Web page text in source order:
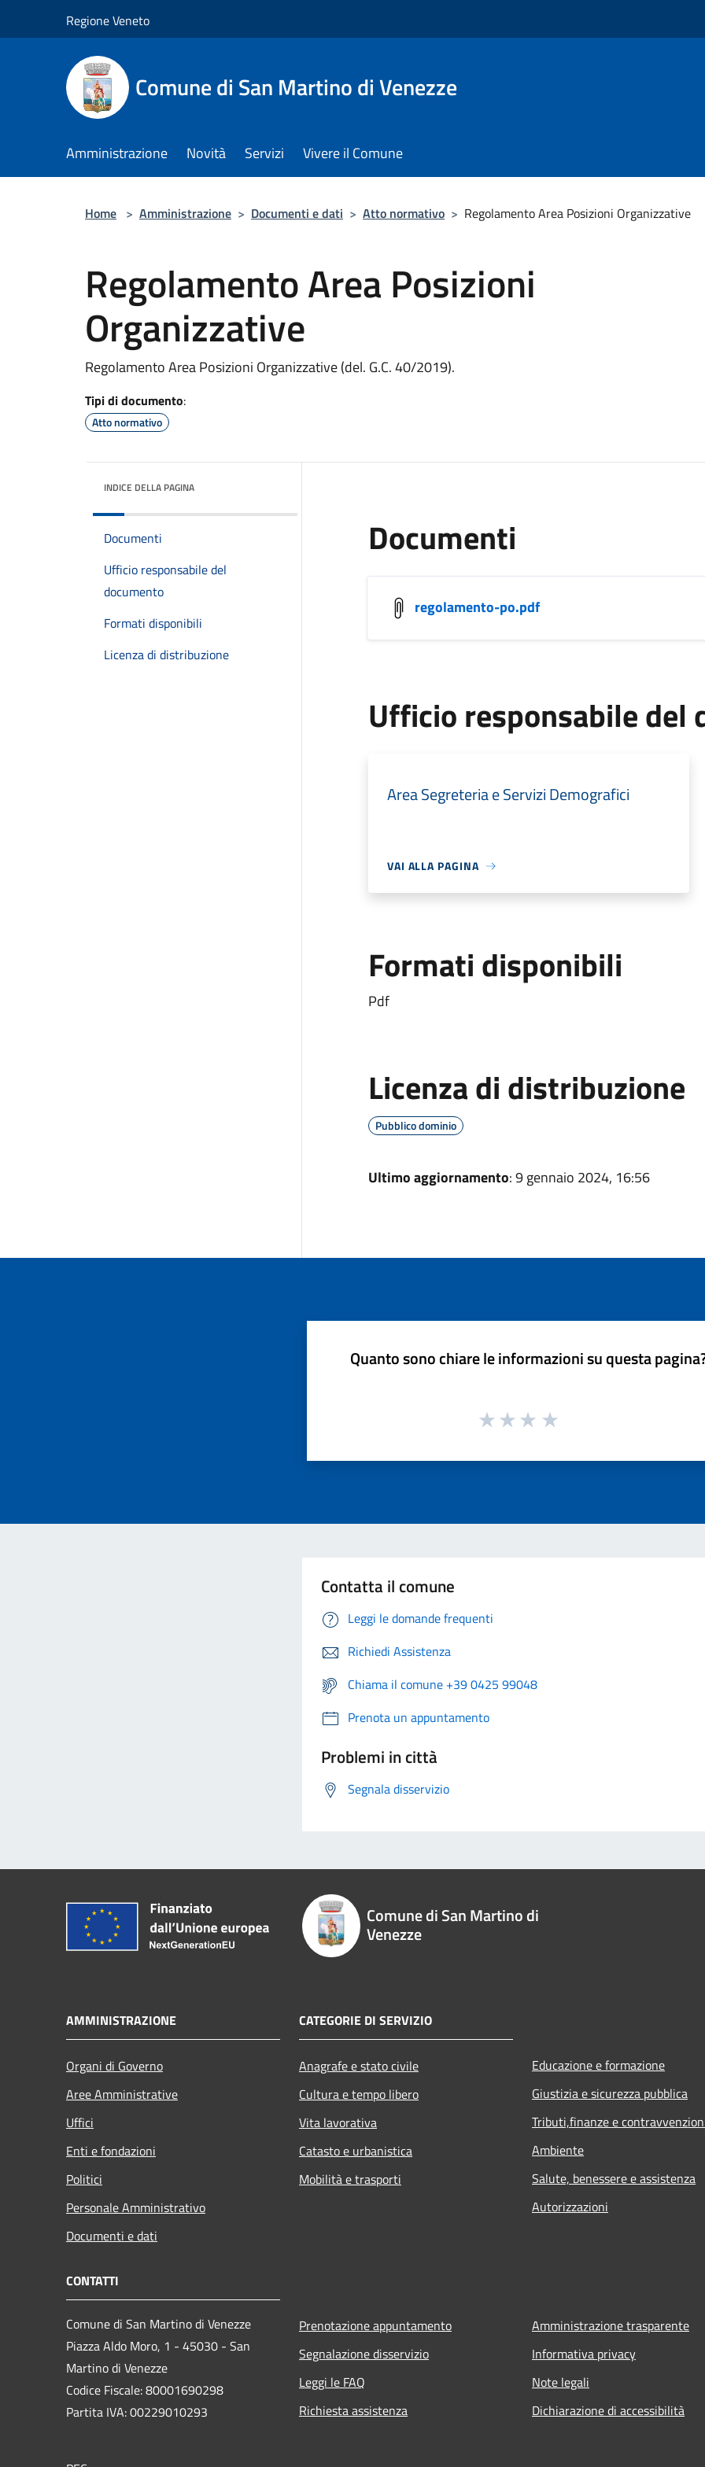
Regione Veneto
Comune di San Martino di Venezze
Amministrazione Novità Servizi Vivere il Comune
Home > Amministrazione > Documenti e dati > Atto normativo > Regolamento Area Posizioni Organizzative
Regolamento Area Posizioni
Organizzative
Regolamento Area Posizioni Organizzative (del. G.C. 40/2019).
Tipi di documento:
Atto normativo
INDICE DELLA PAGINA
Documenti
Ufficio responsabile del
documento
Formati disponibili
Licenza di distribuzione
Documenti
regolamento-po.pdf
Ufficio responsabile del
Area Segreteria e Servizi Demografici
VAI ALLA PAGINA
Formati disponibili
Pdf
Licenza di distribuzione
Pubblico dominio
Ultimo aggiornamento: 9 gennaio 2024, 16:56
Quanto sono chiare le informazioni su questa
Contatta il comune
Leggi le domande frequenti
Richiedi Assistenza
Chiama il comune +39 0425 99048
Prenota un appuntamento
Problemi in città
Segnala disservizio
Comune di San Martino di
Venezze
AMMINISTRAZIONE
Organi di Governo
Aree Amministrative
Uffici
Enti e fondazioni
Politici
Personale Amministrativo
Documenti e dati
CATEGORIE DI SERVIZIO
Anagrafe e stato civile
Cultura e tempo libero
Vita lavorativa
Catasto e urbanistica
Mobilità e trasporti
Educazione e formazione
Giustizia e sicurezza pubblica
Tributi,finanze e
Ambiente
Salute, benessere e assistenza
Autorizzazioni
CONTATTI
Comune di San Martino di Venezze
Piazza Aldo Moro, 1 - 45030 - San
Martino di Venezze
Codice Fiscale: 80001690298
Partita IVA: 00229010293
Prenotazione appuntamento
Segnalazione disservizio
Leggi le FAQ
Richiesta assistenza
Amministrazione trasparente
Informativa privacy
Note legali
Dichiarazione di accessibilità